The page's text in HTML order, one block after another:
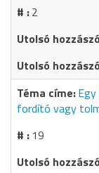
2
fordító vagy
19